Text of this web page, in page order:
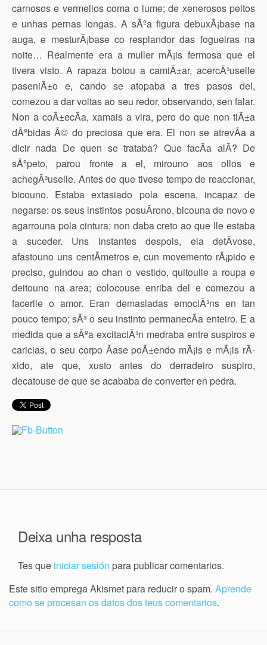
carnosos e vermellos coma o lume; de xenerosos peitos
e unhas pernas longas. A sÃºa figura debuxÃ¡base na
auga, e mesturÃ¡base co resplandor das fogueiras na
noite… Realmente era a muller mÃ¡is fermosa que el
tivera visto. A rapaza botou a camiÃ±ar, acercÃ³uselle
paseniÃ±o e, cando se atopaba a tres pasos del,
comezou a dar voltas ao seu redor, observando, sen falar.
Non a coÃ±ecÃ­a, xamais a vira, pero do que non tiÃ±a
dÃºbidas Ã© do preciosa que era. El non se atrevÃ­a a
dicir nada De quen se trataba? Que facÃ­a alÃ­? De
sÃºpeto, parou fronte a el, mirouno aos ollos e
achegÃ³uselle. Antes de que tivese tempo de reaccionar,
bicouno. Estaba extasiado pola escena, incapaz de
negarse: os seus instintos posuÃ­rono, bicouna de novo e
agarrouna pola cintura; non daba creto ao que lle estaba
a suceder. Uns instantes despois, ela detÃ­vose,
afastouno uns centÃ­metros e, cun movemento rÃ¡pido e
preciso, guindou ao chan o vestido, quitoulle a roupa e
deitouno na area; colocouse enriba del e comezou a
facerlle o amor. Eran demasiadas emociÃ³ns en tan
pouco tempo; sÃ³ o seu instinto permanecÃ­a enteiro. E a
medida que a sÃºa excitaciÃ³n medraba entre suspiros e
caricias, o seu corpo Ã­ase poÃ±endo mÃ¡is e mÃ¡is rÃ­
xido, ate que, xusto antes do derradeiro suspiro,
decatouse de que se acababa de converter en pedra.
Deixa unha resposta
Tes que iniciar sesión para publicar comentarios.
Este sitio emprega Akismet para reducir o spam. Aprende
como se procesan os datos dos teus comentarios.